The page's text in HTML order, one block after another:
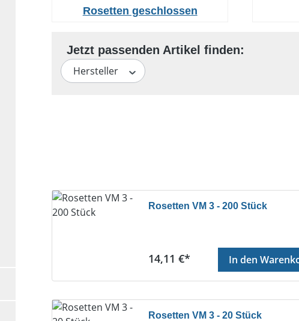
Rosetten geschlossen
Hersteller
Rosetten VM 3 - 200 Stück
Regulärer Preis:
14,11 €* In den
Rosetten VM 3 - 20 Stück